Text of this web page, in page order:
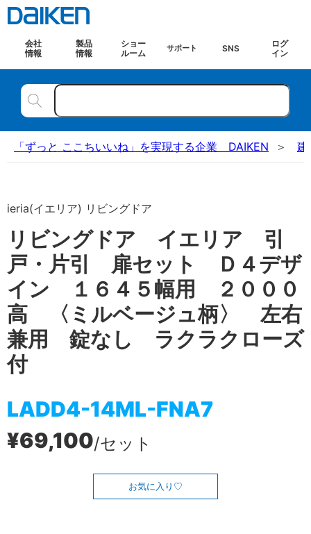
会社
情報
製品
情報
ショー
ルーム
サポート SNS
ログ
イン
「ずっと ここちいいね」を実現する企業 DAIKEN 建
ieria(イエリア) リビングドア
リビングドア イエリア 引
戸・片引 扉セット Ｄ４デザ
イン １６４５幅用 ２０００
高 〈ミルベージュ柄〉 左右
兼用 錠なし ラクラクローズ
付
LADD4-14ML-FNA7
¥69,100/セット
お気に入り